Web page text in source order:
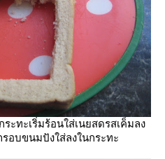
ะทะเริ่มร้อนใส่เนยสดรสเค็มลง
อบขนมปังใส่ลงในกระทะ